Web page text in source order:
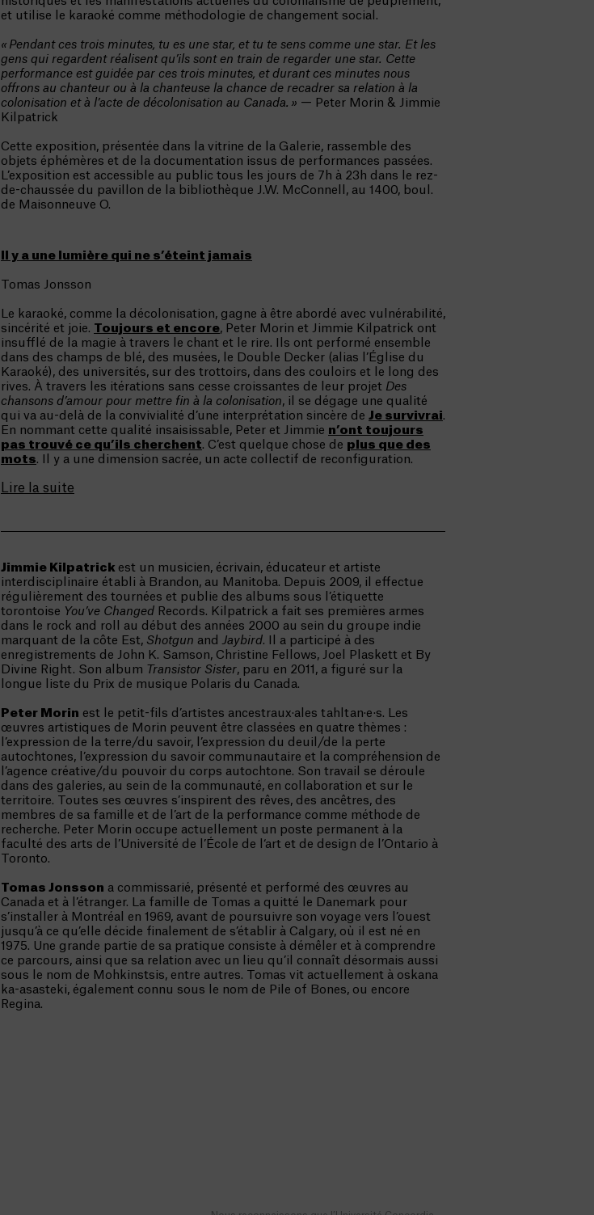
et utilise le karaoké comme méthodologie de changement social.
« Pendant ces trois minutes, tu es une star, et tu te sens comme une star. Et les
gens qui regardent réalisent qu’ils sont en train de regarder une star. Cette
performance est guidée par ces trois minutes, et durant ces minutes nous
offrons au chanteur ou à la chanteuse la chance de recadrer sa relation à la
colonisation et à l’acte de décolonisation au Canada. » — Peter Morin & Jimmie
Kilpatrick
Cette exposition, présentée dans la vitrine de la Galerie, rassemble des
objets éphémères et de la documentation issus de performances passées.
L’exposition est accessible au public tous les jours de 7h à 23h dans le rez-
de-chaussée du pavillon de la bibliothèque J.W. McConnell, au 1400, boul.
de Maisonneuve O.
Il y a une lumière qui ne s’éteint jamais
Tomas Jonsson
Le karaoké, comme la décolonisation, gagne à être abordé avec vulnérabilité,
sincérité et joie. Toujours et encore, Peter Morin et Jimmie Kilpatrick ont
insufflé de la magie à travers le chant et le rire. Ils ont performé ensemble
dans des champs de blé, des musées, le Double Decker (alias l’Église du
Karaoké), des universités, sur des trottoirs, dans des couloirs et le long des
rives. À travers les itérations sans cesse croissantes de leur projet Des
chansons d’amour pour mettre fin à la colonisation, il se dégage une qualité
qui va au-delà de la convivialité d’une interprétation sincère de Je survivrai.
En nommant cette qualité insaisissable, Peter et Jimmie n’ont toujours
pas trouvé ce qu’ils cherchent. C’est quelque chose de plus que des
mots. Il y a une dimension sacrée, un acte collectif de reconfiguration.
Lire la suite
Jimmie Kilpatrick est un musicien, écrivain, éducateur et artiste
interdisciplinaire établi à Brandon, au Manitoba. Depuis 2009, il effectue
régulièrement des tournées et publie des albums sous l’étiquette
torontoise You’ve Changed Records. Kilpatrick a fait ses premières armes
dans le rock and roll au début des années 2000 au sein du groupe indie
marquant de la côte Est, Shotgun and Jaybird. Il a participé à des
enregistrements de John K. Samson, Christine Fellows, Joel Plaskett et By
Divine Right. Son album Transistor Sister, paru en 2011, a figuré sur la
longue liste du Prix de musique Polaris du Canada.
Peter Morin est le petit-fils d’artistes ancestraux·ales tahltan·e·s. Les
œuvres artistiques de Morin peuvent être classées en quatre thèmes :
l’expression de la terre/du savoir, l’expression du deuil/de la perte
autochtones, l’expression du savoir communautaire et la compréhension de
l’agence créative/du pouvoir du corps autochtone. Son travail se déroule
dans des galeries, au sein de la communauté, en collaboration et sur le
territoire. Toutes ses œuvres s’inspirent des rêves, des ancêtres, des
membres de sa famille et de l’art de la performance comme méthode de
recherche. Peter Morin occupe actuellement un poste permanent à la
faculté des arts de l’Université de l’École de l‘art et de design de l’Ontario à
Toronto.
Tomas Jonsson a commissarié, présenté et performé des œuvres au
Canada et à l’étranger. La famille de Tomas a quitté le Danemark pour
s’installer à Montréal en 1969, avant de poursuivre son voyage vers l’ouest
jusqu’à ce qu’elle décide finalement de s’établir à Calgary, où il est né en
1975. Une grande partie de sa pratique consiste à démêler et à comprendre
ce parcours, ainsi que sa relation avec un lieu qu’il connaît désormais aussi
sous le nom de Mohkinstsis, entre autres. Tomas vit actuellement à oskana
ka-asasteki, également connu sous le nom de Pile of Bones, ou encore
Regina.